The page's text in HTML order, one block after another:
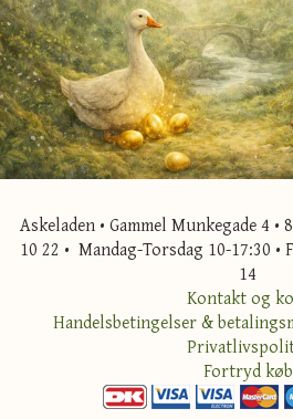
Askeladen • Gammel Munkegade 4 •
10 22 • Mandag-Torsdag 10-17:30 •
14
Kontakt og
Handelsbetingelser &
Fortryd køb